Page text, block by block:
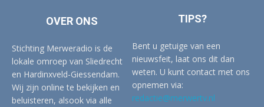
OVER ONS
Stichting Merweradio is de
lokale omroep van Sliedrecht
en Hardinxveld-Giessendam.
Wij zijn online te bekijken en
beluisteren, alsook via alle
TIPS?
Bent u getuige van een
nieuwsfeit, laat ons dit dan
weten. U kunt contact met ons
opnemen via:
redactie@merwertv.nl